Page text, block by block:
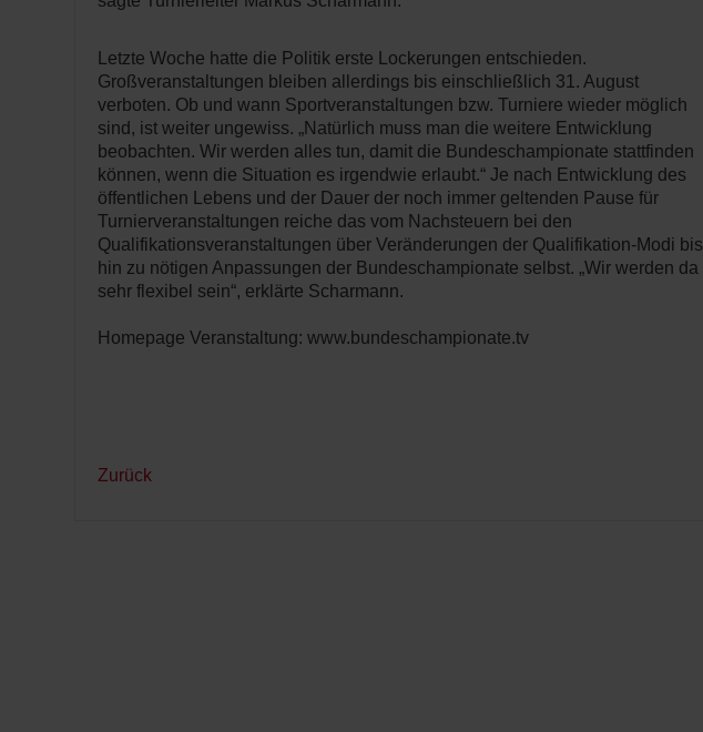
Letzte Woche hatte die Politik erste Lockerungen entschieden.
Großveranstaltungen bleiben allerdings bis einschließlich 31. August
verboten. Ob und wann Sportveranstaltungen bzw. Turniere wieder möglich
sind, ist weiter ungewiss. „Natürlich muss man die weitere Entwicklung
beobachten. Wir werden alles tun, damit die Bundeschampionate stattfinden
können, wenn die Situation es irgendwie erlaubt.“ Je nach Entwicklung des
öffentlichen Lebens und der Dauer der noch immer geltenden Pause für
Turnierveranstaltungen reiche das vom Nachsteuern bei den
Qualifikationsveranstaltungen über Veränderungen der Qualifikation-Modi bis
hin zu nötigen Anpassungen der Bundeschampionate selbst. „Wir werden da
sehr flexibel sein“, erklärte Scharmann.
Homepage Veranstaltung: www.bundeschampionate.tv
Zurück